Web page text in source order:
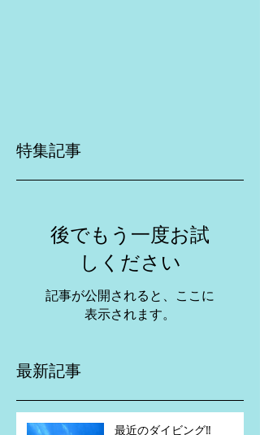
特集記事
後でもう一度お試
しください
記事が公開されると、ここに
表示されます。
最新記事
最近のダイビング‼️